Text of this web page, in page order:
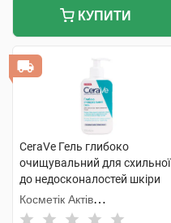
КУПИТИ
CeraVe Гель глибоко
очищувальний для схильної
до недосконалостей шкіри
обличчя та тіла 236 мл 1
флакон
Косметік Актів
Інтернаціональ